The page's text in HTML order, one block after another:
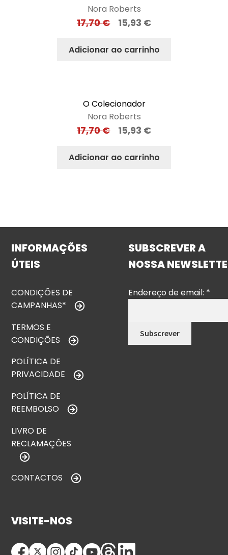
Nora Roberts
17,70€ 15,93 €
Adicionar ao carrinho
O Colecionador
Nora Roberts
17,70€ 15,93 €
Adicionar ao carrinho
INFORMAÇÕES
ÚTEIS
CONDIÇÕES DE
CAMPANHAS*
TERMOS E
CONDIÇÕES
POLÍTICA DE
PRIVACIDADE
POLÍTICA DE
REEMBOLSO
LIVRO DE
RECLAMAÇÕES
CONTACTOS
SUBSCREVER A
NOSSA
Endereço de email: *
VISITE-NOS